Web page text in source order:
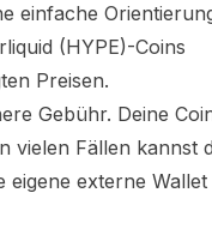
einfache
(HYPE)-Coins
Preisen.
Gebühr. Deine
vielen Fällen kannst
externe Wallet